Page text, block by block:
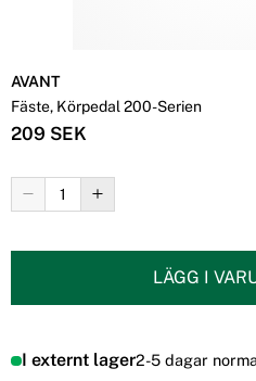
AVANT
Fäste, Körpedal 200-Serien
209 SEK
LÄGG I
I externt lager2-5 dagar